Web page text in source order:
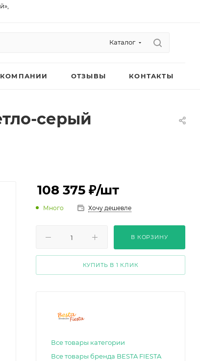
Каталог
ОТЗЫВЫ КОНТАКТЫ
серый
108 375 ₽/шт
Много Хочу дешевле
В КОРЗИНУ
КУПИТЬ В 1 КЛИК
Все товары категории
Все товары бренда BESTA FIESTA